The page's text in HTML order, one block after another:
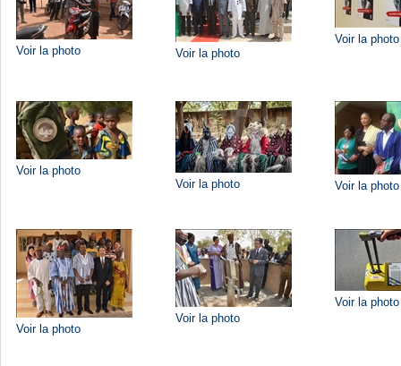
Voir la photo Voir la photo
Voir la photo
Voir la photo
Voir la photo
Voir la photo
Voir la photo
Voir la photo
Voir la photo